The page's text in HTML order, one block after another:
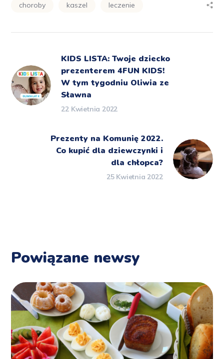
choroby kaszel leczenie
KIDS LISTA: Twoje dziecko
prezenterem 4FUN KIDS!
W tym tygodniu Oliwia ze
Sławna
22 Kwietnia 2022
Prezenty na Komunię 2022.
Co kupić dla dziewczynki i
dla chłopca?
25 Kwietnia 2022
Powiązane newsy